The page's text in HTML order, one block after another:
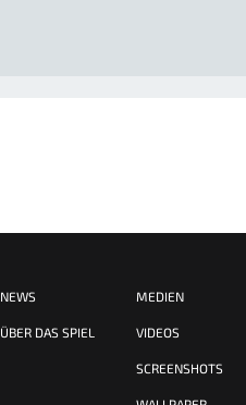
NEWS
ÜBER DAS SPIEL
MEDIEN
VIDEOS
SCREENSHOTS